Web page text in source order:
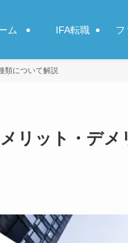
ム IFA転職 フ
類について解説
リット・デ